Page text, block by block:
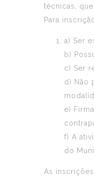
técnicas,
Para
a) Ser
b)
c) Ser
d) Não
e)
f) A
do
As